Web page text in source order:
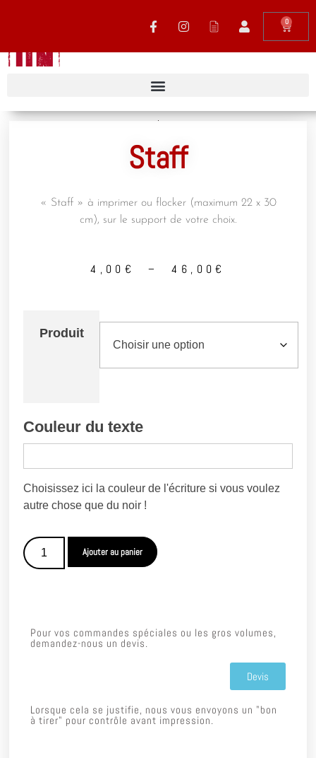
0
Staff
« Staff » à imprimer ou flocker (maximum 22 x 30
cm), sur le support de votre choix.
4,00 € – 46,00€
Produit
Couleur du texte
Choisissez ici la couleur de l'écriture si vous voulez
autre chose que du noir !
Ajouter au panier
Pour vos commandes spéciales ou les gros volumes,
demandez-nous un devis.
Devis
Lorsque cela se justifie, nous vous envoyons un "bon
à tirer" pour contrôle avant impression.